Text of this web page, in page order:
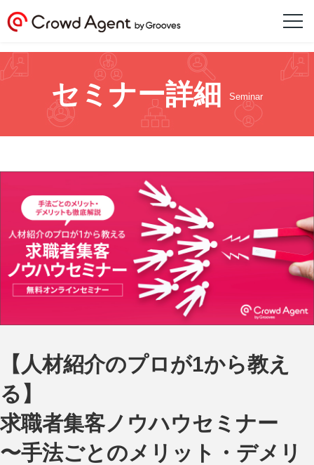
セミナー詳細 Seminar
【人材紹介のプロが1から教え
る】
求職者集客ノウハウセミナー
〜手法ごとのメリット・デメリ